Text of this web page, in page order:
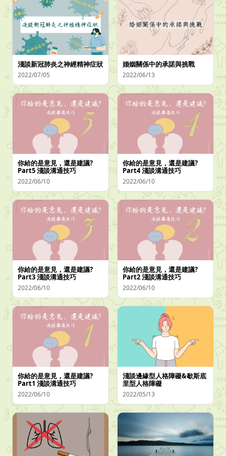
淺談新冠肺炎之神經精神症狀
2022/07/05
婚姻關係中的承諾與挑戰
2022/06/13
你給的是意見，還是建議?
Part5 淺談溝通技巧
2022/06/10
你給的是意見，還是建議?
Part4 淺談溝通技巧
2022/06/10
你給的是意見，還是建議?
Part3 淺談溝通技巧
2022/06/10
你給的是意見，還是建議?
Part2 淺談溝通技巧
2022/06/10
你給的是意見，還是建議?
Part1 淺談溝通技巧
2022/06/10
淺談邊緣型人格障礙&歇斯底
里型人格障礙
2022/05/13